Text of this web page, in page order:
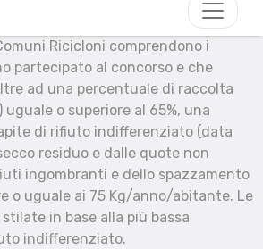
Ricicloni comprendono i
partecipato al concorso e che
ad una percentuale di raccolta
o superiore al 65%, una
di rifiuto indifferenziato (data
residuo e dalle quote non
ingombranti e dello spazzamento
o uguale ai 75 Kg/anno/abitante. Le
in base alla più bassa
indifferenziato.